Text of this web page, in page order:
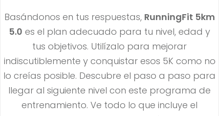
Basándonos en tus respuestas, RunningFit 5km
5.0 es el plan adecuado para tu nivel, edad y
tus objetivos. Utilízalo para mejorar
indiscutiblemente y conquistar esos 5K como no
lo creías posible. Descubre el paso a paso para
llegar al siguiente nivel con este programa de
entrenamiento. Ve todo lo que incluye el